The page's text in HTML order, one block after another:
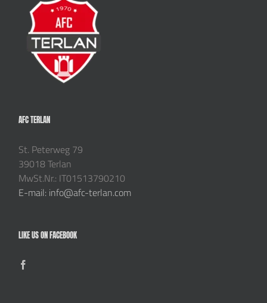
AFC TERLAN
St. Peterweg 79
39018 Terlan
MwSt.Nr.: IT01513790210
E-mail: info@afc-terlan.com
LIKE US ON FACEBOOK